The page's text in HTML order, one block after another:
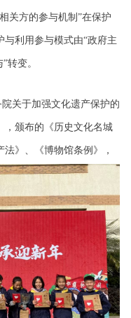
关方的参与机制”在保护
利用参与模式由“政府主
转变。
关于加强文化遗产保护的
，颁布的《历史文化名城
》、《博物馆条例》，
角度对社会力量参提出
旅游局批准，成立了赣州
社会力量参与文化遗产保
新的思路与借鉴。
畏的心态服务于文化遗产